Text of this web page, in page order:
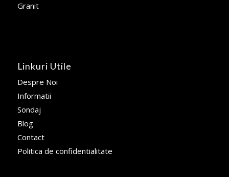
Granit
Linkuri Utile
Despre Noi
Informatii
Sondaj
Blog
Contact
Politica de confidentialitate